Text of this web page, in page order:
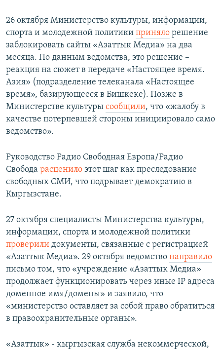
26 октября Министерство культуры, информации,
спорта и молодежной политики приняло решение
заблокировать сайты «Азаттык Медиа» на два
месяца. По данным ведомства, это решение –
реакция на сюжет в передаче «Настоящее время.
Азия» (подразделение телеканала «Настоящее
время», базирующееся в Бишкеке). Позже в
Министерстве культуры сообщили, что «жалобу в
качестве потерпевшей стороны инициировало само
ведомство».
Руководство Радио Свободная Европа/Радио
Свобода расценило этот шаг как преследование
свободных СМИ, что подрывает демократию в
Кыргызстане.
27 октября специалисты Министерства культуры,
информации, спорта и молодежной политики
проверили документы, связанные с регистрацией
«Азаттык Медиа». 29 октября ведомство направило
письмо том, что «учреждение «Азаттык Медиа»
продолжает функционировать через иные IP адреса
доменное имя/домены» и заявило, что
«министерство оставляет за собой право обратиться
в правоохранительные органы».
«Азаттык» - кыргызская служба некоммерческой,